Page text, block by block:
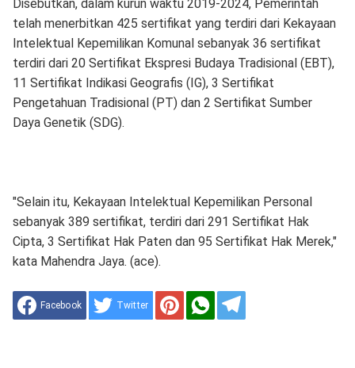
Disebutkan, dalam kurun waktu 2019-2024, Pemerintah
telah menerbitkan 425 sertifikat yang terdiri dari Kekayaan
Intelektual Kepemilikan Komunal sebanyak 36 sertifikat
terdiri dari 20 Sertifikat Ekspresi Budaya Tradisional (EBT),
11 Sertifikat Indikasi Geografis (IG), 3 Sertifikat
Pengetahuan Tradisional (PT) dan 2 Sertifikat Sumber
Daya Genetik (SDG).
"Selain itu, Kekayaan Intelektual Kepemilikan Personal
sebanyak 389 sertifikat, terdiri dari 291 Sertifikat Hak
Cipta, 3 Sertifikat Hak Paten dan 95 Sertifikat Hak Merek,"
kata Mahendra Jaya. (ace).
Facebook Twitter